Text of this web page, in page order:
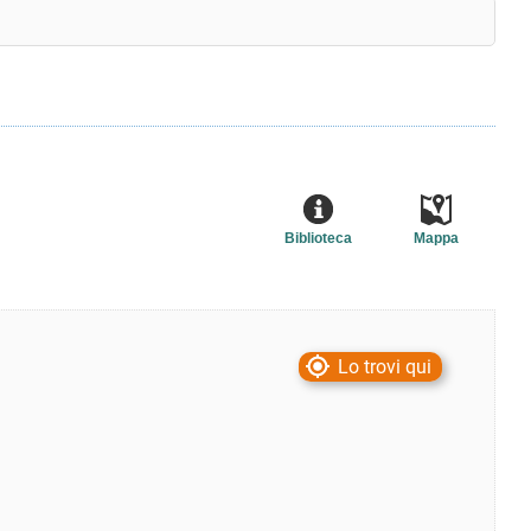
Mappa
Biblioteca
Lo trovi qui